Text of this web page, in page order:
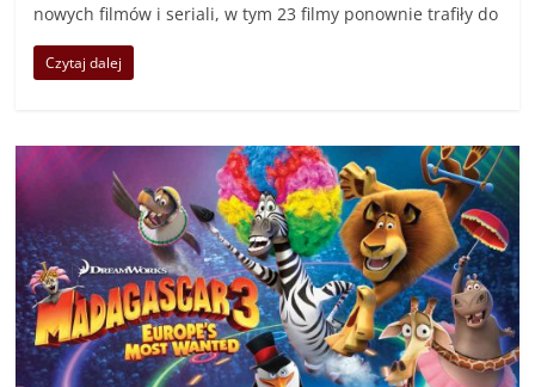
nowych filmów i seriali, w tym 23 filmy ponownie trafiły do
Czytaj dalej